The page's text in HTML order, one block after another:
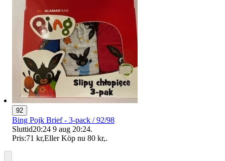
92
Bing Pojk Brief - 3-pack / 92/98
Sluttid20:24 9 aug 20:24.
Pris:71 kr,Eller Köp nu 80 kr,.